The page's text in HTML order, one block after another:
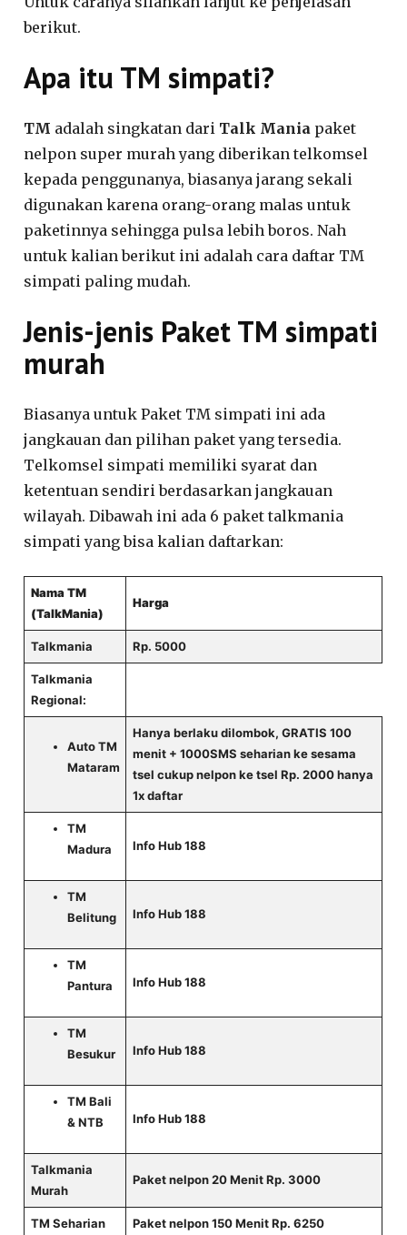
berikut.
Apa itu TM simpati?
TM adalah singkatan dari Talk Mania paket
nelpon super murah yang diberikan telkomsel
kepada penggunanya, biasanya jarang sekali
digunakan karena orang-orang malas untuk
paketinnya sehingga pulsa lebih boros. Nah
untuk kalian berikut ini adalah cara daftar TM
simpati paling mudah.
Jenis-jenis Paket TM simpati
murah
Biasanya untuk Paket TM simpati ini ada
jangkauan dan pilihan paket yang tersedia.
Telkomsel simpati memiliki syarat dan
ketentuan sendiri berdasarkan jangkauan
wilayah. Dibawah ini ada 6 paket talkmania
simpati yang bisa kalian daftarkan:
Nama TM
(TalkMania)
Harga
Talkmania Rp. 5000
Talkmania
Regional:
Auto TM
Mataram
Hanya berlaku dilombok, GRATIS 100
menit + 1000SMS seharian ke sesama
tsel cukup nelpon ke tsel Rp. 2000 hanya
1x daftar
TM
Madura
Info Hub 188
TM
Belitung
Info Hub 188
TM
Pantura
Info Hub 188
TM
Besukur
Info Hub 188
TM Bali
& NTB
Info Hub 188
Talkmania
Murah
Paket nelpon 20 Menit Rp. 3000
TM Seharian Paket nelpon 150 Menit Rp. 6250